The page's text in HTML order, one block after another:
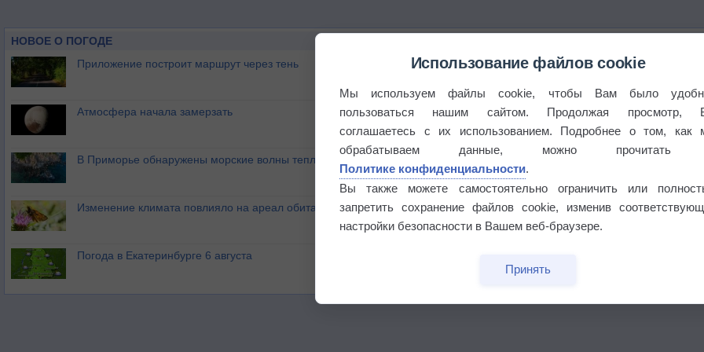
НОВОЕ О ПОГОДЕ
Приложение построит маршрут через тень
Атмосфера начала замерзать
В Приморье обнаружены морские волны тепла
Изменение климата повлияло на ареал обитания бабочек
Погода в Екатеринбурге 6 августа
Использование файлов cookie
Мы используем файлы cookie, чтобы Вам было
пользоваться нашим сайтом. Продолжая просмотр,
соглашаетесь с их использованием. Подробнее о том, как
обрабатываем данные, можно прочитать
Политике конфиденциальности.
Вы также можете самостоятельно ограничить или
запретить сохранение файлов cookie, изменив
настройки безопасности в Вашем веб-браузере.
Принять